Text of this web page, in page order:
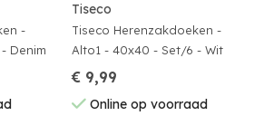
-
Denim
Tiseco
Tiseco Herenzakdoeken -
Alto1 - 40x40 - Set/6 - Wit
€ 9,99
Online op voorraad